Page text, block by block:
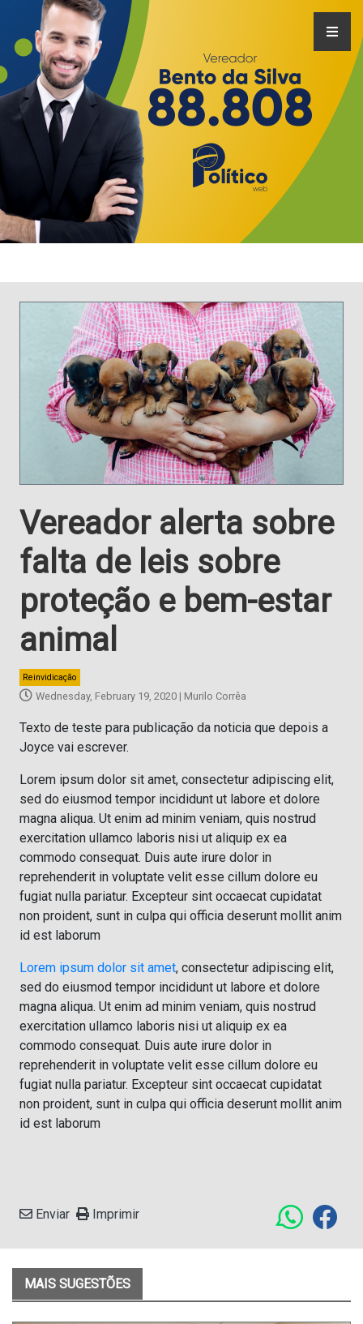
Vereador alerta sobre
falta de leis sobre
proteção e bem-estar
animal
Reinvidicação
Wednesday, February 19, 2020 | Murilo Corrêa
Texto de teste para publicação da noticia que depois a
Joyce vai escrever.
Lorem ipsum dolor sit amet, consectetur adipiscing elit,
sed do eiusmod tempor incididunt ut labore et dolore
magna aliqua. Ut enim ad minim veniam, quis nostrud
exercitation ullamco laboris nisi ut aliquip ex ea
commodo consequat. Duis aute irure dolor in
reprehenderit in voluptate velit esse cillum dolore eu
fugiat nulla pariatur. Excepteur sint occaecat cupidatat
non proident, sunt in culpa qui officia deserunt mollit anim
id est laborum
Lorem ipsum dolor sit amet, consectetur adipiscing elit,
sed do eiusmod tempor incididunt ut labore et dolore
magna aliqua. Ut enim ad minim veniam, quis nostrud
exercitation ullamco laboris nisi ut aliquip ex ea
commodo consequat. Duis aute irure dolor in
reprehenderit in voluptate velit esse cillum dolore eu
fugiat nulla pariatur. Excepteur sint occaecat cupidatat
non proident, sunt in culpa qui officia deserunt mollit anim
id est laborum
Enviar Imprimir
MAIS SUGESTÕES